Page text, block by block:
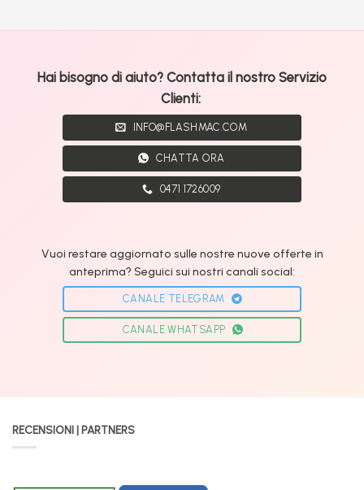
Hai bisogno di aiuto? Contatta il nostro Servizio
Clienti:
INFO@FLASHMAC.COM
CHATTA ORA
0471 1726009
Vuoi restare aggiornato sulle nostre nuove offerte in
anteprima? Seguici sui nostri canali social:
CANALE TELEGRAM
CANALE WHATSAPP
RECENSIONI | PARTNERS